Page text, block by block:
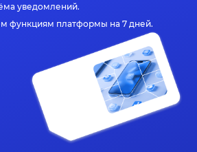
уведомлений.
функциям платформы на 7 дней.